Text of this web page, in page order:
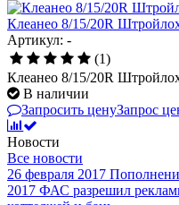
Клеанео 8/15/20R
Артикул: -
(1)
Клеанео 8/15/20R
В наличии
Запросить ценуЗапрос
Новости
Все новости
26 февраля 2017
2017 ФАС разрешил